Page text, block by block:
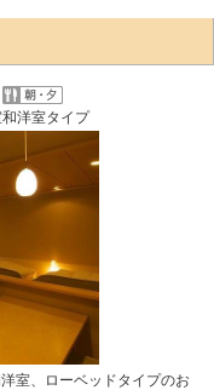
洋室タイプ
室、ローベッドタイプのお